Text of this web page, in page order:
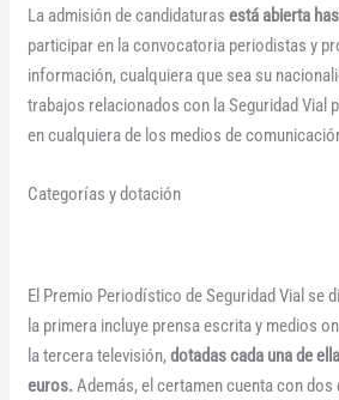
La admisión de candidaturasestá abierta
participar en la convocatoria periodistas y
información, cualquiera que sea su
trabajos relacionados con la Seguridad Vial
en cualquiera de los medios de
Categorías y dotación
El Premio Periodístico de Seguridad Vial se
la primera incluye prensa escrita y medios
la tercera televisión,dotadas cada una de
euros.Además, el certamen cuenta con